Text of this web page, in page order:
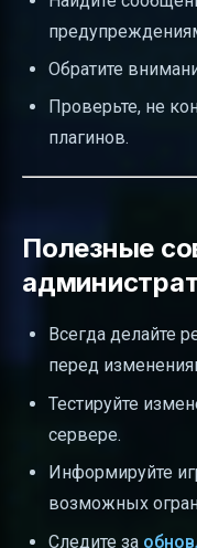
Обратите
Проверьте, не
плагинов.
Полезные
Всегда делайте
перед
Тестируйте
сервере.
Информируйте
возможных
Следите за